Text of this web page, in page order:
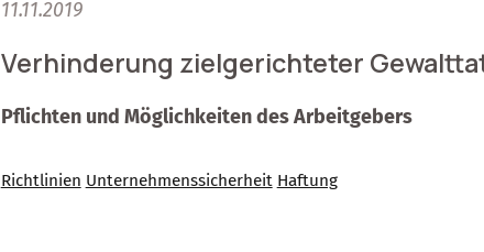
11.11.2019
Verhinderung zielgerichteter
Pflichten und Möglichkeiten des Arbeitgebers
Richtlinien Unternehmenssicherheit Haftung